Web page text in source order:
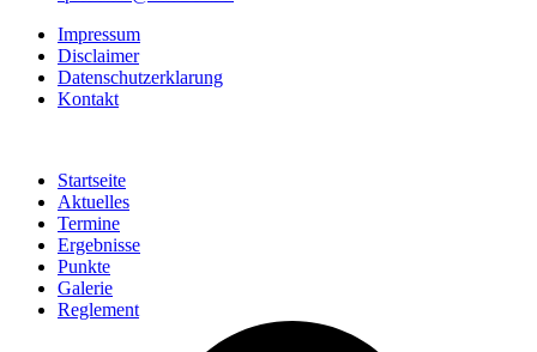
Impressum
Disclaimer
Datenschutzerklarung
Kontakt
Startseite
Aktuelles
Termine
Ergebnisse
Punkte
Galerie
Reglement